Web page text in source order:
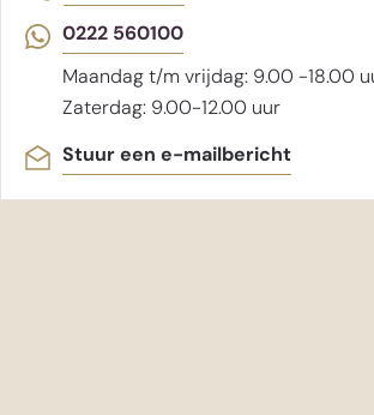
0222 560100
Maandag t/m vrijdag: 9.00 -18.00
Zaterdag: 9.00-12.00 uur
Stuur een e-mailbericht